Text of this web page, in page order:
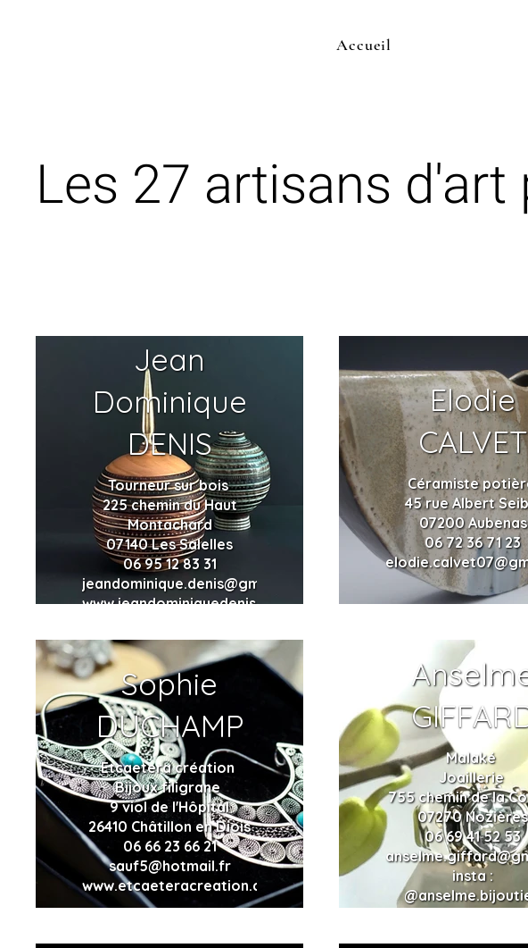
Accueil
Les 27 artisans
Jean
Dominique
DENIS
Tourneur sur bois
225 chemin du Haut
Montachard
07140 Les Salelles
06 95 12 83 31
jeandominique.denis@gmail.com
www.jeandominiquedenis.com
Elodie
CALVET
Céramiste
45 rue Albert
07200 Aubenas
06 72 36 71 23
Sophie
DUCHAMP
Etcaetera création
Bijoux filigrane
9 viol de l'Hôpital
26410 Châtillon en Diois
06 66 23 66 21
sauf5@hotmail.fr
www.etcaeteracreation.com
Malaké
Joaillerie
755 chemin de la
07270 Nozières
06 69 41 52 53
insta :